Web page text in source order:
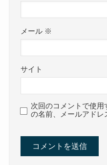
メール ※
サイト
次回のコメントで使
の名前、メールアドレ